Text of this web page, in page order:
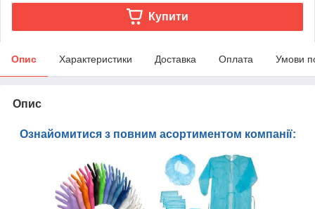
Купити
Опис Характеристики Доставка Оплата Умови
Опис
Ознайомитися з повним асортиментом компанії: